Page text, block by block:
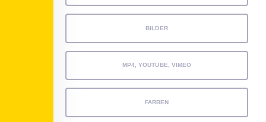
BILDER
MP4, YOUTUBE, VIMEO
FARBEN